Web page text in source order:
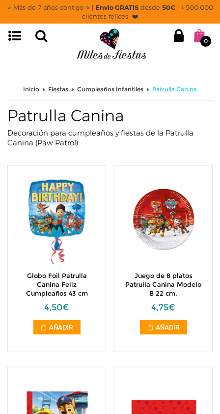
⭐ Más de 7 años contigo ⭐ | Envío GRATIS desde 50€ | + 500.000
clientes felices ❤️
0
page: listado
Inicio Fiestas Cumpleaños Infantiles Patrulla Canina
Patrulla Canina
Decoración para cumpleaños y fiestas de la Patrulla
Canina (Paw Patrol)
Globo Foil Patrulla
Canina Feliz
Cumpleaños 43 cm
4,50€
AÑADIR
Juego de 8 platos
Patrulla Canina Modelo
B 22 cm.
4,75€
AÑADIR